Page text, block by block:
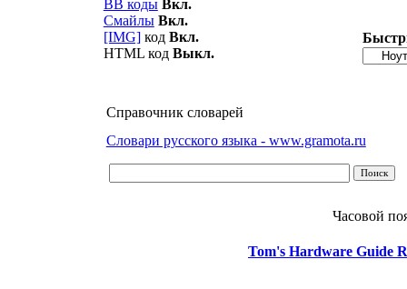
BB коды Вкл.
Смайлы Вкл.
[IMG]код Вкл.
HTML код Выкл.
Справочник словарей
Словари русского языка - www.gramota.ru
Часовой
Tom's Hardware Guide